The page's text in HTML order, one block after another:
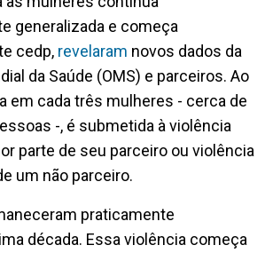
generalizada e começa
cedp, revelaram novos dados da
da Saúde (OMS) e parceiros. Ao
em cada três mulheres - cerca de
-, é submetida à violência
parte de seu parceiro ou violência
um não parceiro.
praticamente
década. Essa violência começa